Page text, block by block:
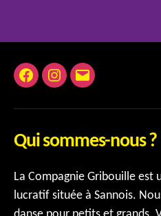
FacebookInstagram
E-
Qui sommes-nous ?
La Compagnie Gribouille est
lucratif située à Sannois.